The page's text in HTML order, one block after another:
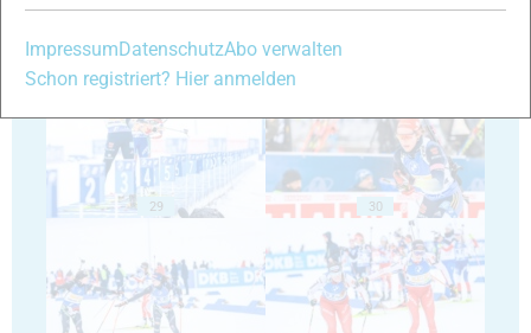
29 30
ImpressumDatenschutzAbo verwalten
Schon registriert? Hier anmelden